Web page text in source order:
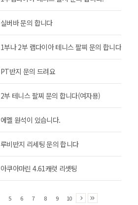
실버바 문의 합니다
1부나 2부 랩다이아 테니스 팔찌 문의 합니다.
PT반지 문의 드려요
2부 테니스 팔찌 문의 합니다(여자용)
에멜 원석이 있습니다.
루비반지 리세팅 문의 합니다
아쿠아마린 4.61캐럿 리셋팅
5 6 7 8 9 10